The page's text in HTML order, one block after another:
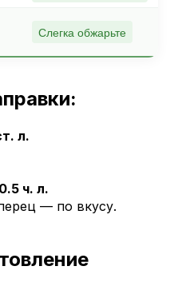
Слегка обжарьте
л.
0.5 ч. л.
— по вкусу.